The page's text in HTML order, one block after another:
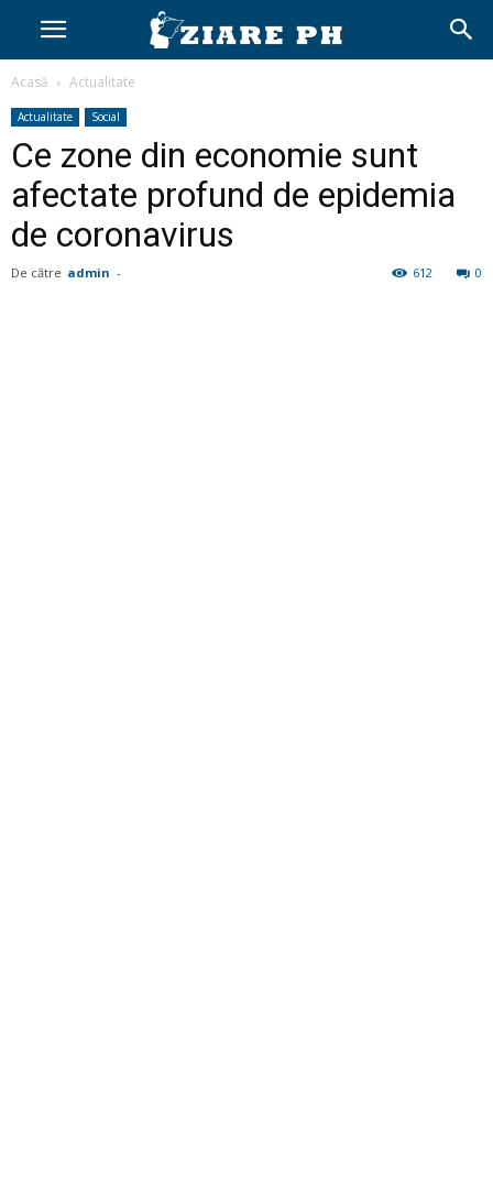
Acasă Actualitate
Actualitate Social
Ce zone din economie sunt
afectate profund de epidemia
de coronavirus
De către admin - 0
612